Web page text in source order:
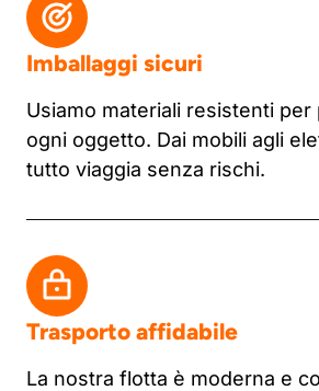
Imballaggi sicuri
Usiamo materiali resistenti
ogni oggetto. Dai mobili agli
tutto viaggia senza rischi.
Trasporto affidabile
La nostra flotta è moderna e